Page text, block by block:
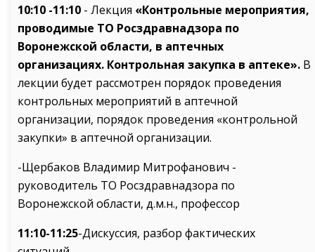
10:10 -11:10 - Лекция «Контрольные мероприятия,
проводимые ТО Росздравнадзора по
Воронежской области, в аптечных
организациях. Контрольная закупка в аптеке». В
лекции будет рассмотрен порядок проведения
контрольных мероприятий в аптечной
организации, порядок проведения «контрольной
закупки» в аптечной организации.
-Щербаков Владимир Митрофанович -
руководитель ТО Росздравнадзора по
Воронежской области, д.м.н., профессор
11:10-11:25-Дискуссия, разбор фактических